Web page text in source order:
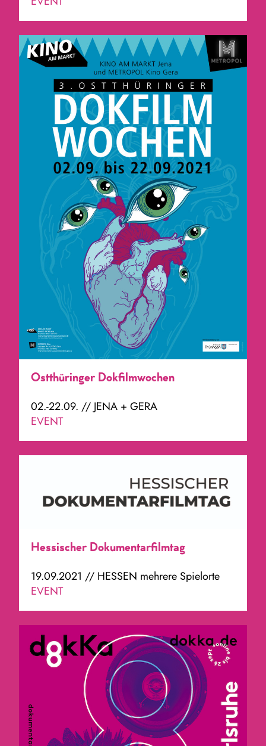
Ostthüringer Dokfilmwochen
02.-22.09. // JENA + GERA
EVENT
Hessischer Dokumentarfilmtag
19.09.2021 // HESSEN mehrere Spielorte
EVENT